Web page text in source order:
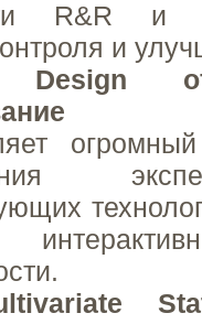
R&R и
и
Design